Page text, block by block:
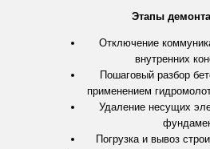
Этапы
Отключение
внутренних
Пошаговый разбор
применением
Удаление несущих
Погрузка и вывоз